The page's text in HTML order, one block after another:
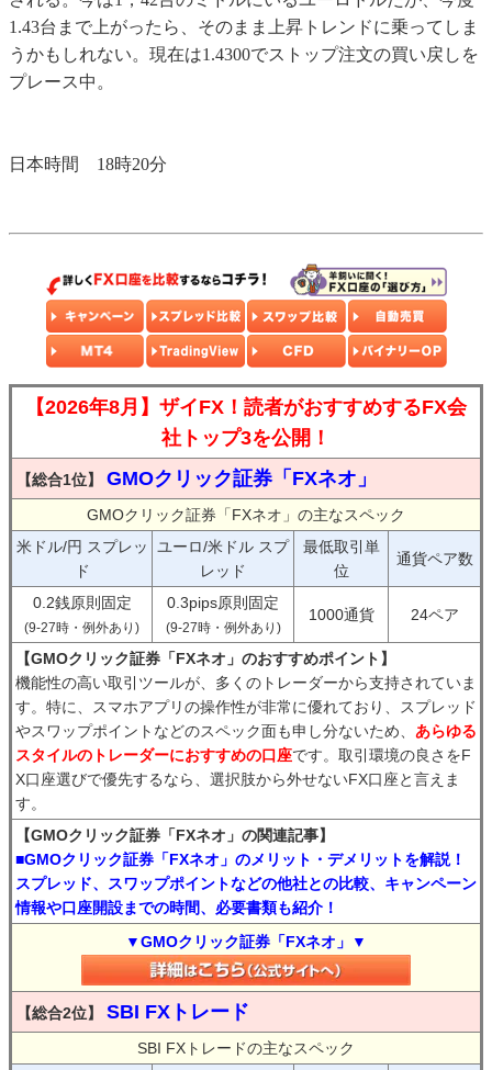
1.43台まで上がったら、そのまま上昇トレンドに乗ってしま
うかもしれない。現在は1.4300でストップ注文の買い戻しを
プレース中。
日本時間 18時20分
【2026年8月】ザイFX！読者がおすすめするFX会
社トップ3を公開！
【総合1位】 GMOクリック証券「FXネオ」
GMOクリック証券「FXネオ」の主なスペック
米ドル/円 スプレッ
ド
ユーロ/米ドル スプ
レッド
最低取引単
位
通貨ペア数
0.2銭原則固定
(9-27時・例外あり)
0.3pips原則固定
(9-27時・例外あり)
1000通貨 24ペア
【GMOクリック証券「FXネオ」のおすすめポイント】
機能性の高い取引ツールが、多くのトレーダーから支持されていま
す。特に、スマホアプリの操作性が非常に優れており、スプレッド
やスワップポイントなどのスペック面も申し分ないため、 あらゆる
スタイルのトレーダーにおすすめの口座です。取引環境の良さをF
X口座選びで優先するなら、選択肢から外せないFX口座と言えま
す。
【GMOクリック証券「FXネオ」の関連記事】
■GMOクリック証券「FXネオ」のメリット・デメリットを解説！
スプレッド、スワップポイントなどの他社との比較、キャンペーン
情報や口座開設までの時間、必要書類も紹介！
▼GMOクリック証券「FXネオ」▼
【総合2位】 SBI FXトレード
SBI FXトレードの主なスペック